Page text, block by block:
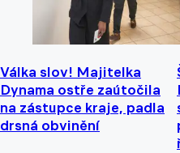
Válka slov! Majitelka
Dynama ostře zaútočila
na zástupce kraje, padla
drsná obvinění